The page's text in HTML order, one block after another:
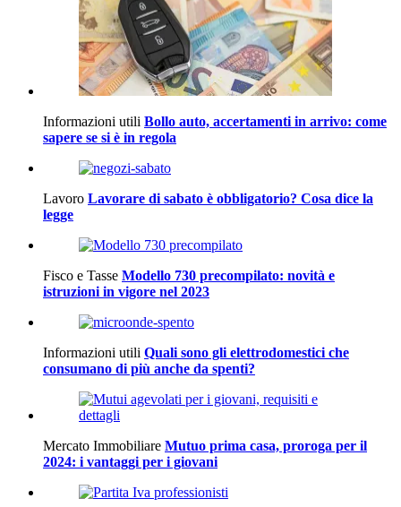
Informazioni utili Bollo auto, accertamenti in arrivo: come
sapere se si è in regola
Lavoro Lavorare di sabato è obbligatorio? Cosa dice la
legge
Fisco e Tasse Modello 730 precompilato: novità e
istruzioni in vigore nel 2023
Informazioni utili Quali sono gli elettrodomestici che
consumano di più anche da spenti?
Mercato Immobiliare Mutuo prima casa, proroga per il
2024: i vantaggi per i giovani